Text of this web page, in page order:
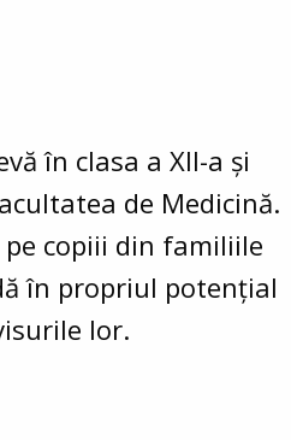
în clasa a XII-a și
de Medicină.
copiii din familiile
în propriul potențial
lor.